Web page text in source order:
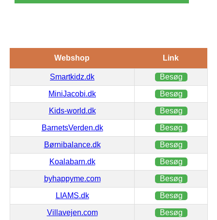
Webshop Link
Smartkidz.dk Besøg
MiniJacobi.dk Besøg
Kids-world.dk Besøg
BarnetsVerden.dk Besøg
Børnibalance.dk Besøg
Koalabarn.dk Besøg
byhappyme.com Besøg
LIAMS.dk Besøg
Villavejen.com Besøg